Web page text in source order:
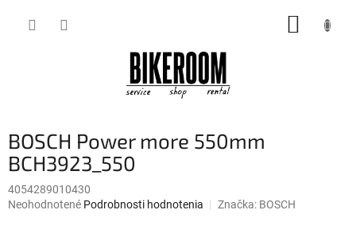
BOSCH Power more 550mm
BCH3923_550
4054289010430
Priemerné
Neohodnotené Podrobnosti hodnotenia Značka: BOSCH